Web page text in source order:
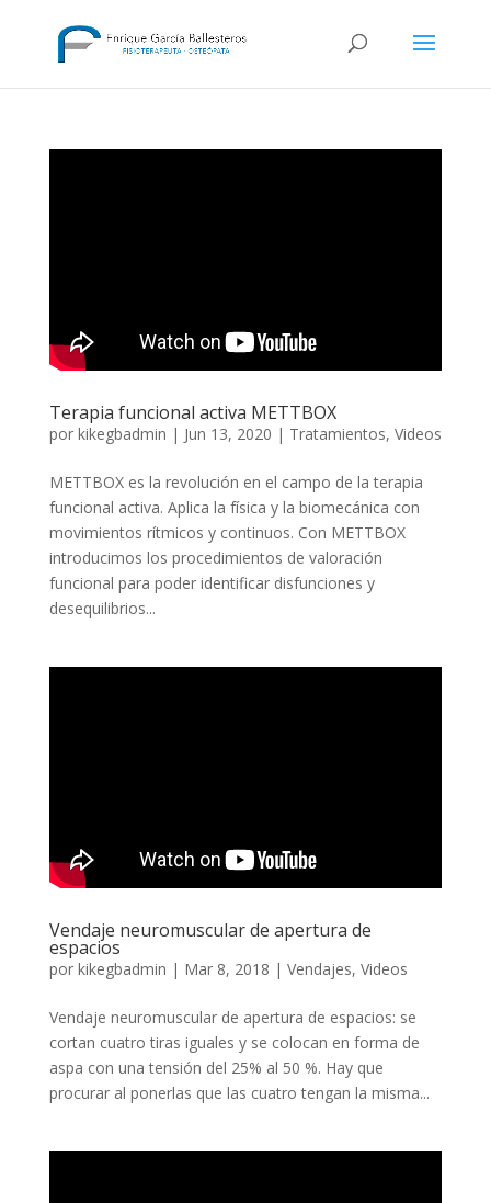
Terapia funcional activa METTBOX
por kikegbadmin | Jun 13, 2020 | Tratamientos, Videos
METTBOX es la revolución en el campo de la terapia
funcional activa. Aplica la física y la biomecánica con
movimientos rítmicos y continuos. Con METTBOX
introducimos los procedimientos de valoración
funcional para poder identificar disfunciones y
desequilibrios...
Vendaje neuromuscular de apertura de
espacios
por kikegbadmin | Mar 8, 2018 | Vendajes, Videos
Vendaje neuromuscular de apertura de espacios: se
cortan cuatro tiras iguales y se colocan en forma de
aspa con una tensión del 25% al 50 %. Hay que
procurar al ponerlas que las cuatro tengan la misma...